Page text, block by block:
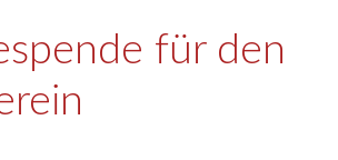
für den